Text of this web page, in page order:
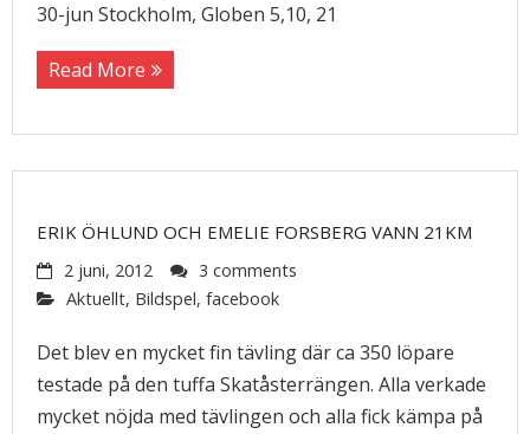
30-jun Stockholm, Globen 5,10, 21
Read More
ERIK ÖHLUND OCH EMELIE FORSBERG VANN 21KM
2 juni, 2012
3 comments
Aktuellt, Bildspel, facebook
Det blev en mycket fin tävling där ca 350 löpare
testade på den tuffa Skatåsterrängen. Alla verkade
mycket nöjda med tävlingen och alla fick kämpa på